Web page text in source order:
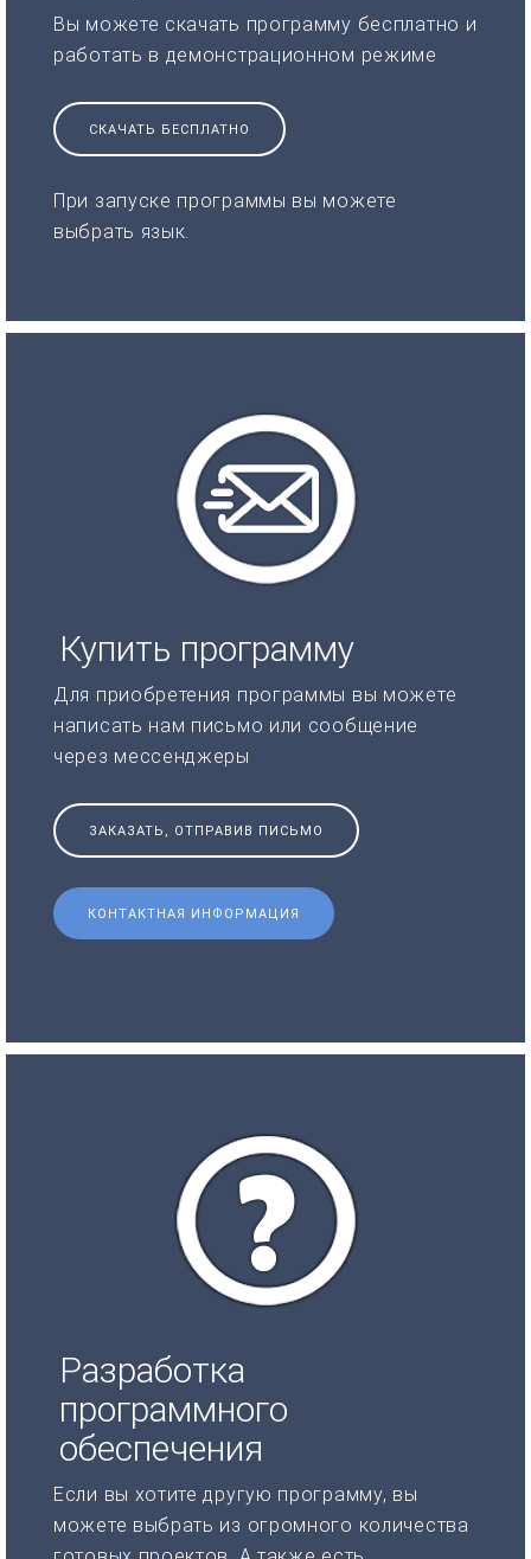
Вы можете скачать программу бесплатно и
работать в демонстрационном режиме
СКАЧАТЬ БЕСПЛАТНО
При запуске программы вы можете
выбрать язык.
Купить программу
Для приобретения программы вы можете
написать нам письмо или сообщение
через мессенджеры
ЗАКАЗАТЬ, ОТПРАВИВ ПИСЬМО
КОНТАКТНАЯ ИНФОРМАЦИЯ
Разработка
программного
обеспечения
Если вы хотите другую программу, вы
можете выбрать из огромного количества